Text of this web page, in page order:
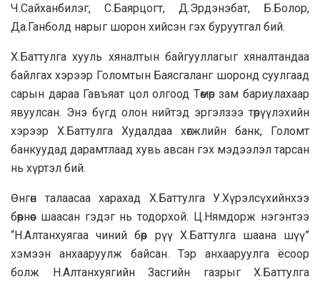
Ч.Сайханбилэг, С.Баярцогт, Д.Эрдэнэбат, Б.Болор,
Да.Ганболд нарыг шорон хийсэн гэх буруутгал бий.
Х.Баттулга хууль хяналтын байгууллагыг хяналтандаа
байлгах хэрээр Голомтын Баясгаланг шоронд суулгаад
сарын дараа Гавъяат цол олгоод Төмөр зам бариулахаар
явуулсан. Энэ бүгд олон нийтэд эргэлзээ төрүүлэхийн
хэрээр Х.Баттулга Худалдаа хөгжлийн банк, Голомт
банкуудад дарамтлаад хувь авсан гэх мэдээлэл тарсан
нь хүртэл бий.
Өнгөн талаасаа харахад Х.Баттулга У.Хүрэлсүхийнхээ
бөөрнөөс шаасан гэдэг нь тодорхой. Ц.Нямдорж нэгэнтээ
“Н.Алтанхуягаа чиний бөөр рүү Х.Баттулга шаана шүү”
хэмээн анхааруулж байсан. Тэр анхааруулга ёсоор
болж Н.Алтанхуягийн Засгийн газрыг Х.Баттулга